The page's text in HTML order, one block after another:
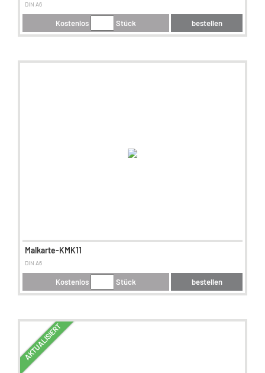
DIN A6
Kostenlos Stück bestellen
Malkarte-KMK11
DIN A6
Kostenlos Stück bestellen
AKTUALISIERT